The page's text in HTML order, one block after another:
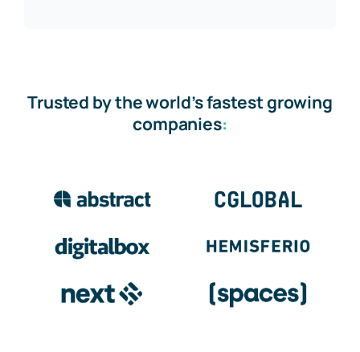
Trusted by the world’s fastest growing
companies: